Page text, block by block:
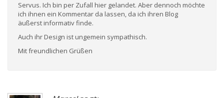
Servus. Ich bin per Zufall hier gelandet. Aber dennoch möchte
ich ihnen ein Kommentar da lassen, da ich ihren Blog
äußerst informativ finde.
Auch ihr Design ist ungemein sympathisch.
Mit freundlichen Grüßen